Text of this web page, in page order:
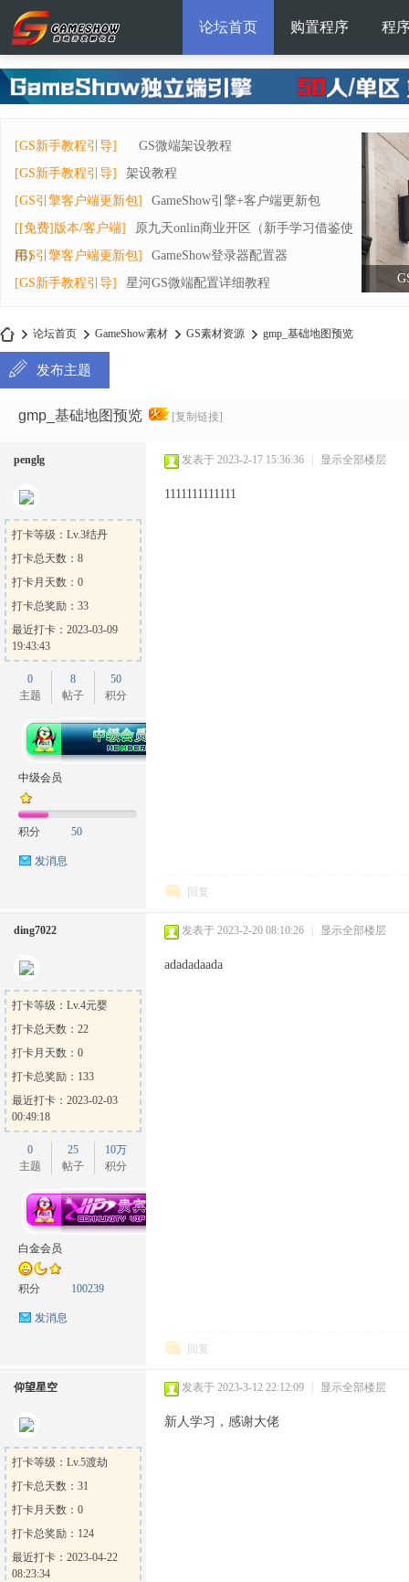
论坛首页 购置程序 程
[GS新手教程引导]
GS微端架设教程
[GS新手教程引导]
架设教程
[GS引擎客户端更新包]
GameShow引擎+客户端更新包
[[免费]版本/客户端]
原九天onlin商业开区（新手学习借鉴使
用）
[GS引擎客户端更新包]
GameShow登录器配置器
[GS新手教程引导]
星河GS微端配置详细教程
me
论
»
论坛首页
›
GameShow素材
›
GS素材资源 gmp_基础地图预览
发布主题
gmp_基础地图预览 [复制链接]
penglg
打卡等级：Lv.3结丹
打卡总天数：8
打卡月天数：0
打卡总奖励：33
最近打卡：2023-03-09
19:43:43
0
主题
8
帖子
50
积分
中级会员
积分 50
发消息
发表于 2023-2-17 15:36:36 显示全部楼层
1111111111111
回复
ding7022
打卡等级：Lv.4元婴
打卡总天数：22
打卡月天数：0
打卡总奖励：133
最近打卡：2023-02-03
00:49:18
0
主题
25
帖子
10万
积分
白金会员
积分 100239
发消息
发表于 2023-2-20 08:10:26 显示全部楼层
adadadaada
回复
仰望星空
打卡等级：Lv.5渡劫
打卡总天数：31
打卡月天数：0
打卡总奖励：124
最近打卡：2023-04-22
08:23:34
发表于 2023-3-12 22:12:09 显示全部楼层
新人学习，感谢大佬